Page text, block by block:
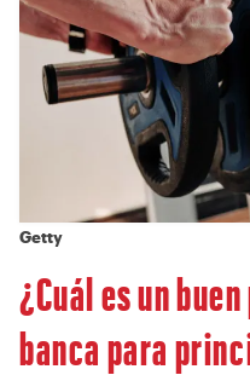
Getty
¿Cuál es un
banca para